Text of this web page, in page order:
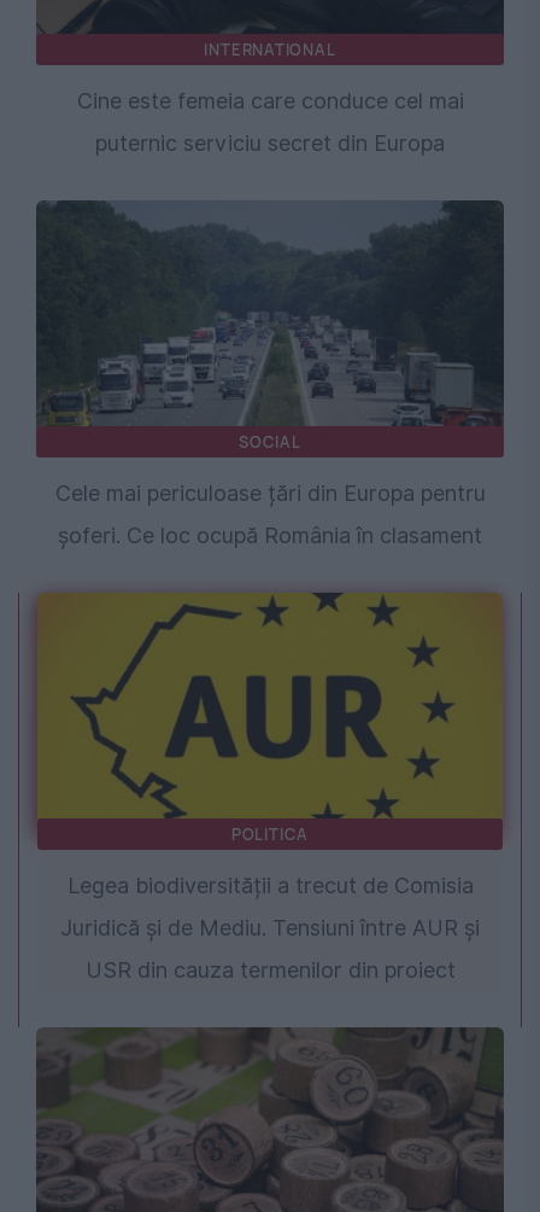
INTERNATIONAL
Cine este femeia care conduce cel mai
puternic serviciu secret din Europa
SOCIAL
Cele mai periculoase țări din Europa pentru
șoferi. Ce loc ocupă România în clasament
POLITICA
Legea biodiversității a trecut de Comisia
Juridică și de Mediu. Tensiuni între AUR și
USR din cauza termenilor din proiect